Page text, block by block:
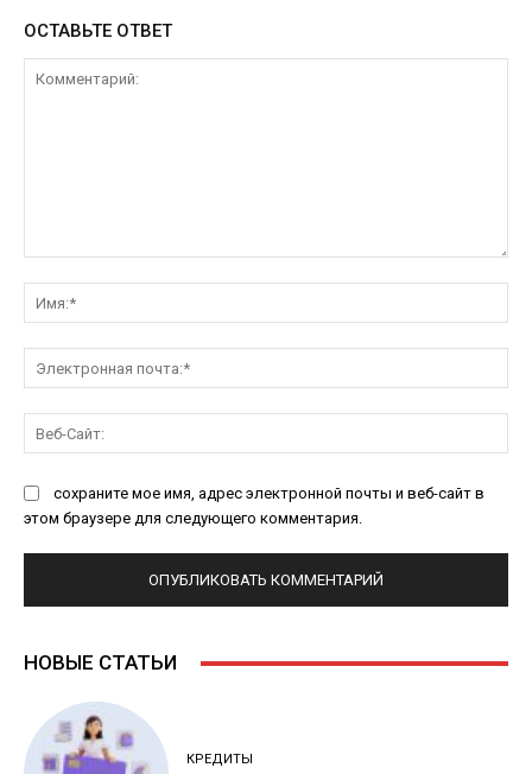
ОСТАВЬТЕ ОТВЕТ
сохраните мое имя, адрес электронной почты и веб-сайт в
этом браузере для следующего комментария.
НОВЫЕ СТАТЬИ
КРЕДИТЫ